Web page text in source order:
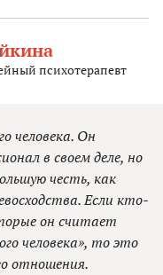
психотерапевт
человека. Он
в своем деле, но
честь, как
Если кто-
он считает
человека», то это
отношения.